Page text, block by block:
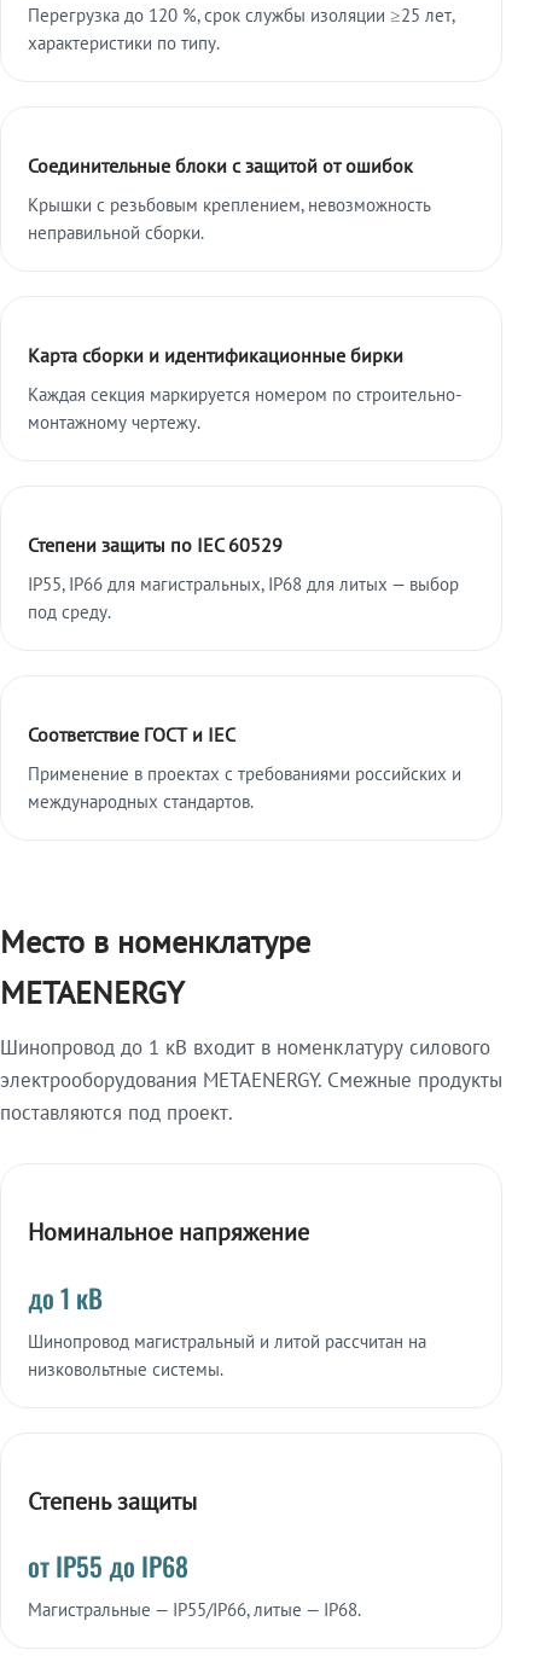
Перегрузка до 120 %, срок службы изоляции ≥25 лет,
характеристики по типу.
Соединительные блоки с защитой от ошибок
Крышки с резьбовым креплением, невозможность
неправильной сборки.
Карта сборки и идентификационные бирки
Каждая секция маркируется номером по строительно-
монтажному чертежу.
Степени защиты по IEC 60529
IP55, IP66 для магистральных, IP68 для литых — выбор
под среду.
Соответствие ГОСТ и IEC
Применение в проектах с требованиями российских и
международных стандартов.
Место в номенклатуре
METAENERGY
Шинопровод до 1 кВ входит в номенклатуру силового
электрооборудования METAENERGY. Смежные продукты
поставляются под проект.
Номинальное напряжение
до 1 кВ
Шинопровод магистральный и литой рассчитан на
низковольтные системы.
Степень защиты
от IP55 до IP68
Магистральные — IP55/IP66, литые — IP68.